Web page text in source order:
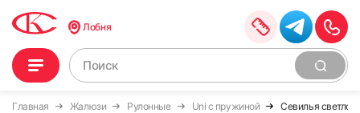
Лобня
Главная Жалюзи Рулонные Uni с пружиной Севилья светло-